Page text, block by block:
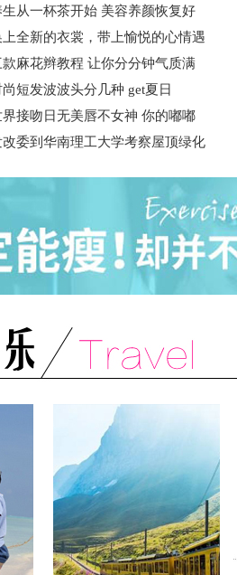
生从一杯茶开始 美容养颜恢复好
上全新的衣裳，带上愉悦的心情遇
款麻花辫教程 让你分分钟气质满
尚短发波波头分几种 get夏日
界接吻日无美唇不女神 你的嘟嘟
改委到华南理工大学考察屋顶绿化